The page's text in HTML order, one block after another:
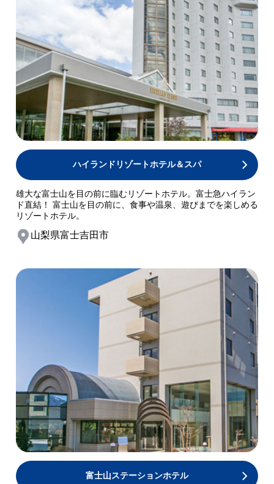
ハイランドリゾートホテル＆スパ
雄大な富士山を目の前に臨むリゾートホテル。富士急ハイラン
ド直結！ 富士山を目の前に、食事や温泉、遊びまでを楽しめる
リゾートホテル。
山梨県富士吉田市
富士山ステーションホテル